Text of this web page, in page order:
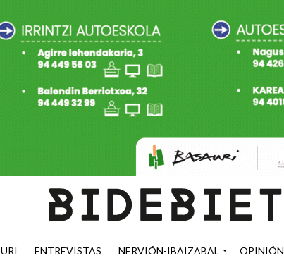
ENTREVISTAS NERVIÓN-IBAIZABAL OPINIÓN